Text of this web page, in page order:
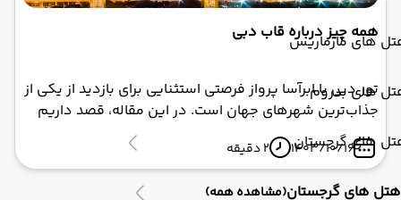
های مارماریس
های بدروم
های گرجستان
هتل های گرجستان(مشاهده همه)
همه چیز درباره قاب دبی
تور دبی با ابرآسا پرواز فرصتی استثنایی برای بازدید از یکی از
جذاب‌ترین شهرهای جهان است. در این مقاله، قصد داریم
یکی از نمادهای شگفت‌انگیز این شهر یعنی "قاب دبی" را به
طور کامل بررسی کنیم. قاب دبی نه تنها یک جاذبه
گردشگری بی‌نظیر است، بلکه ترکیبی هنرمندانه از معماری
1403/10/16 2 دقیقه